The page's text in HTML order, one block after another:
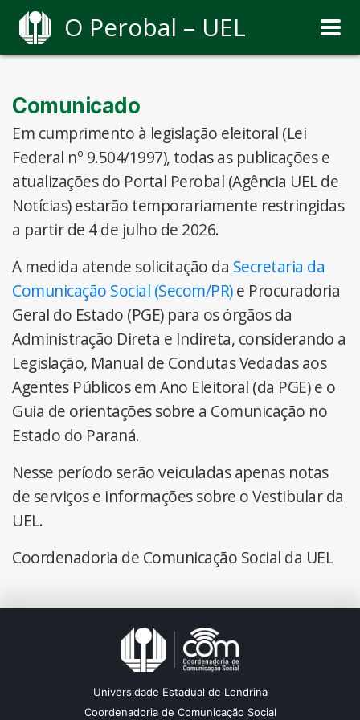
O Perobal – UEL
Comunicado
Em cumprimento à legislação eleitoral (Lei
Federal nº 9.504/1997), todas as publicações e
atualizações do Portal Perobal (Agência UEL de
Notícias) estarão temporariamente restringidas
a partir de 4 de julho de 2026.
A medida atende solicitação da Secretaria da
Comunicação Social (Secom/PR)e Procuradoria
Geral do Estado (PGE) para os órgãos da
Administração Direta e Indireta, considerando a
Legislação, Manual de Condutas Vedadas aos
Agentes Públicos em Ano Eleitoral (da PGE) e o
Guia de orientações sobre a Comunicação no
Estado do Paraná.
Nesse período serão veiculadas apenas notas
de serviços e informações sobre o Vestibular da
UEL.
Coordenadoria de Comunicação Social da UEL
Universidade Estadual de Londrina
Coordenadoria de Comunicação Social